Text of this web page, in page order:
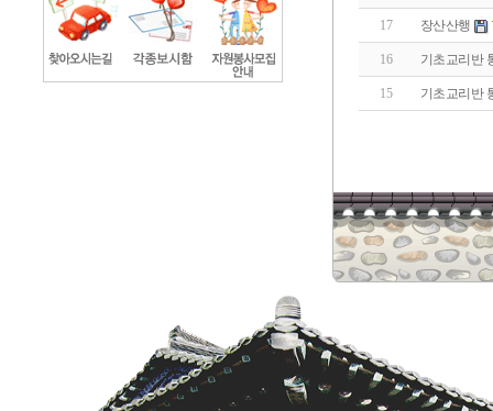
17 장산산행
16 기초교리반
15 기초교리반